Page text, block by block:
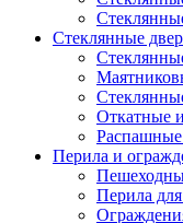
Стеклянные
Откатные
Распашные
Перила и
Перила